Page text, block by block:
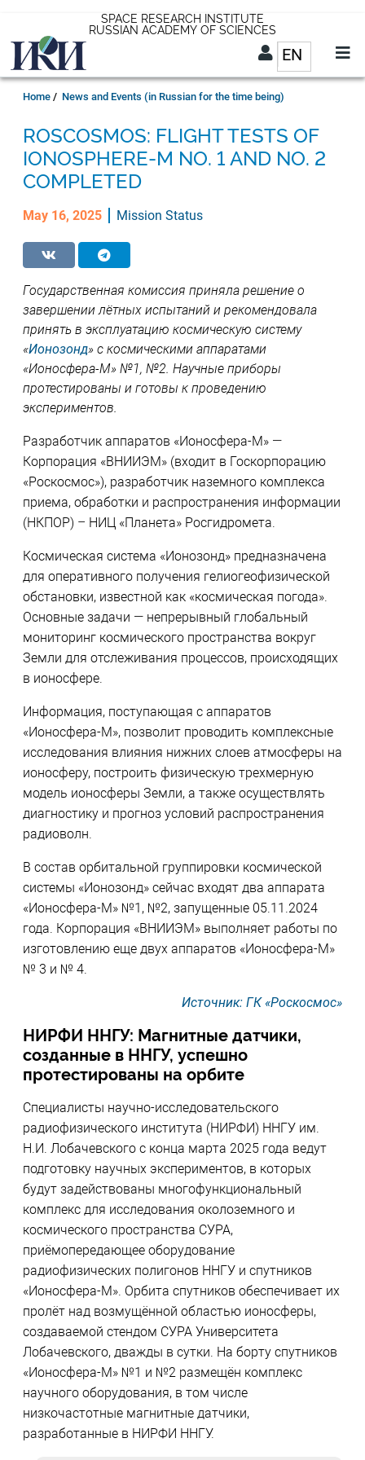
main
content
SPACE RESEARCH INSTITUTE
RUSSIAN ACADEMY OF SCIENCES
ENList
EN
Breadcrumb
Home News and Events (in Russian for the time being)
ROSCOSMOS: FLIGHT TESTS OF
IONOSPHERE-M NO. 1 AND NO. 2
COMPLETED
May 16, 2025 Mission Status
Государственная комиссия приняла решение о
завершении лётных испытаний и рекомендовала
принять в эксплуатацию космическую систему
«Ионозонд» с космическими аппаратами
«Ионосфера-М» №1, №2. Научные приборы
протестированы и готовы к проведению
экспериментов.
Разработчик аппаратов «Ионосфера-М» —
Корпорация «ВНИИЭМ» (входит в Госкорпорацию
«Роскосмос»), разработчик наземного комплекса
приема, обработки и распространения информации
(НКПОР) – НИЦ «Планета» Росгидромета.
Космическая система «Ионозонд» предназначена
для оперативного получения гелиогеофизической
обстановки, известной как «космическая погода».
Основные задачи — непрерывный глобальный
мониторинг космического пространства вокруг
Земли для отслеживания процессов, происходящих
в ионосфере.
Информация, поступающая с аппаратов
«Ионосфера-М», позволит проводить комплексные
исследования влияния нижних слоев атмосферы на
ионосферу, построить физическую трехмерную
модель ионосферы Земли, а также осуществлять
диагностику и прогноз условий распространения
радиоволн.
В состав орбитальной группировки космической
системы «Ионозонд» сейчас входят два аппарата
«Ионосфера-М» №1, №2, запущенные 05.11.2024
года. Корпорация «ВНИИЭМ» выполняет работы по
изготовлению еще двух аппаратов «Ионосфера-М»
№ 3 и № 4.
Источник: ГК «Роскосмос»
НИРФИ ННГУ: Магнитные датчики,
созданные в ННГУ, успешно
протестированы на орбите
Специалисты научно-исследовательского
радиофизического института (НИРФИ) ННГУ им.
Н.И. Лобачевского с конца марта 2025 года ведут
подготовку научных экспериментов, в которых
будут задействованы многофункциональный
комплекс для исследования околоземного и
космического пространства СУРА,
приёмопередающее оборудование
радиофизических полигонов ННГУ и спутников
«Ионосфера-М». Орбита спутников обеспечивает их
пролёт над возмущённой областью ионосферы,
создаваемой стендом СУРА Университета
Лобачевского, дважды в сутки. На борту спутников
«Ионосфера-М» №1 и №2 размещён комплекс
научного оборудования, в том числе
низкочастотные магнитные датчики,
разработанные в НИРФИ ННГУ.